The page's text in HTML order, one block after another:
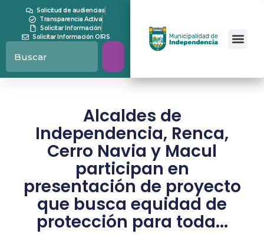
Solicitud de audiencias
Transparencia Activa
Solicitar Información
Solicitar Información OIRS
Alcaldes de
Independencia, Renca,
Cerro Navia y Macul
participan en
presentación de proyecto
que busca equidad de
protección para toda...